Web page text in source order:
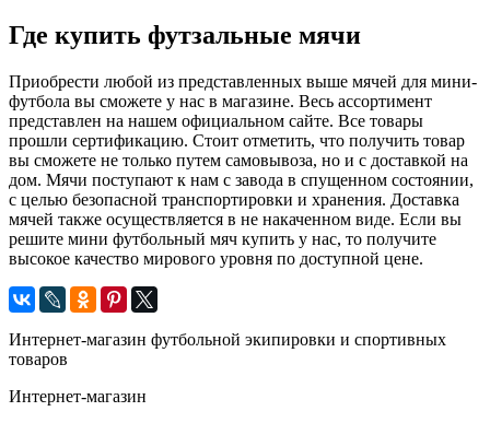
Где купить футзальные мячи
Приобрести любой из представленных выше мячей для мини-
футбола вы сможете у нас в магазине. Весь ассортимент
представлен на нашем официальном сайте. Все товары
прошли сертификацию. Стоит отметить, что получить товар
вы сможете не только путем самовывоза, но и с доставкой на
дом. Мячи поступают к нам с завода в спущенном состоянии,
с целью безопасной транспортировки и хранения. Доставка
мячей также осуществляется в не накаченном виде. Если вы
решите мини футбольный мяч купить у нас, то получите
высокое качество мирового уровня по доступной цене.
Интернет-магазин футбольной экипировки и спортивных
товаров
Интернет-магазин